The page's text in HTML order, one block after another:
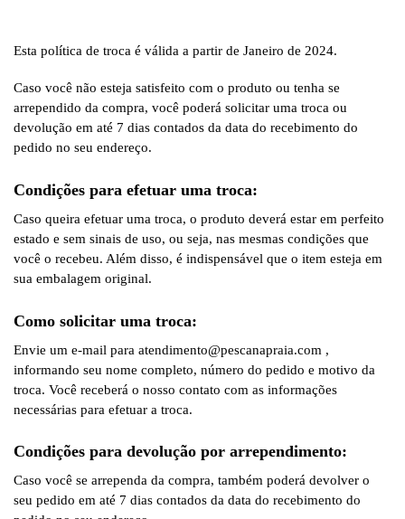
Esta política de troca é válida a partir de Janeiro de 2024.
Caso você não esteja satisfeito com o produto ou tenha se
arrependido da compra, você poderá solicitar uma troca ou
devolução em até 7 dias contados da data do recebimento do
pedido no seu endereço.
Condições para efetuar uma troca:
Caso queira efetuar uma troca, o produto deverá estar em perfeito
estado e sem sinais de uso, ou seja, nas mesmas condições que
você o recebeu. Além disso, é indispensável que o item esteja em
sua embalagem original.
Como solicitar uma troca:
Envie um e-mail para atendimento@pescanapraia.com ,
informando seu nome completo, número do pedido e motivo da
troca. Você receberá o nosso contato com as informações
necessárias para efetuar a troca.
Condições para devolução por arrependimento:
Caso você se arrependa da compra, também poderá devolver o
seu pedido em até 7 dias contados da data do recebimento do